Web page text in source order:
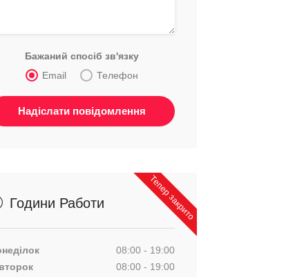
Бажаний спосіб зв'язку
Email
Телефон
Тепер закрито
Години Работи
08:00 - 19:00
08:00 - 19:00